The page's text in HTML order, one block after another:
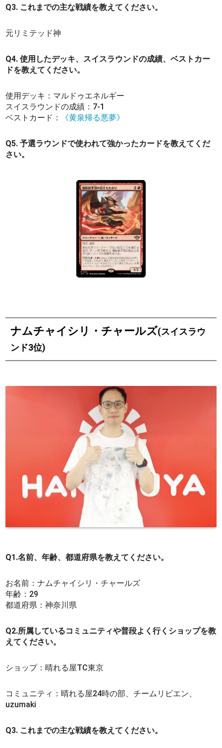
Q3. これまでの主な戦績を教えてください。
元リミテッド神
Q4. 使用したデッキ、スイスラウンドの成績、ベストカー
ドを教えてください。
使用デッキ：マルドゥエネルギー
スイスラウンドの成績：7-1
ベストカード：
《黄泉帰る悪夢》
Q5. 予選ラウンドで使われて強かったカードを教えてくだ
さい。
ナムチャイシリ・チャールズ(スイスラウ
ンド3位)
Q1.名前、年齢、都道府県を教えてください。
お名前：ナムチャイシリ・チャールズ
年齢：29
都道府県：神奈川県
Q2.所属しているコミュニティや普段よく行くショップを教
えてください。
ショップ：晴れる屋TC東京
コミュニティ：晴れる屋24時の部、チームリビエン、
uzumaki
Q3. これまでの主な戦績を教えてください。